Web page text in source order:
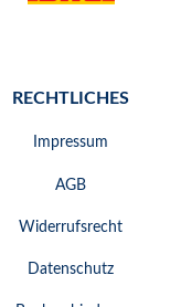
RECHTLICHES
Impressum
AGB
Widerrufsrecht
Datenschutz